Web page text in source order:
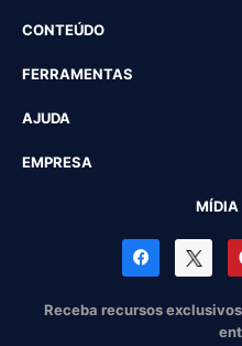
CONTEÚDO
FERRAMENTAS
AJUDA
EMPRESA
MÍDIA
Receba recursos